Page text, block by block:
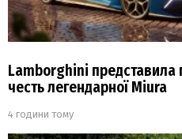
Lamborghini представила
честь легендарної Miura
4 години тому